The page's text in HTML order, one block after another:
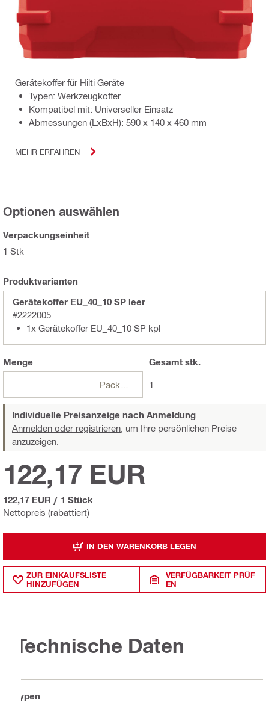
Gerätekoffer für Hilti Geräte
Typen: Werkzeugkoffer
Kompatibel mit: Universeller Einsatz
Abmessungen (LxBxH): 590 x 140 x 460 mm
MEHR ERFAHREN
Optionen auswählen
Verpackungseinheit
1 Stk
Produktvarianten
Gerätekoffer EU_40_10 SP leer
#2222005
1x Gerätekoffer EU_40_10 SP kpl
Menge
Packungen
Gesamtstk.
1
Individuelle Preisanzeige nach Anmeldung
Anmelden oder registrieren, um Ihre persönlichen Preise
anzuzeigen.
Nettopreis (rabattiert)
122,17 EUR
122,17 EUR / 1 Stück
IN DEN WARENKORB LEGEN
ZUR EINKAUFSLISTE
HINZUFÜGEN
VERFÜGBARKEIT PRÜF
EN
Technische Daten
Typen